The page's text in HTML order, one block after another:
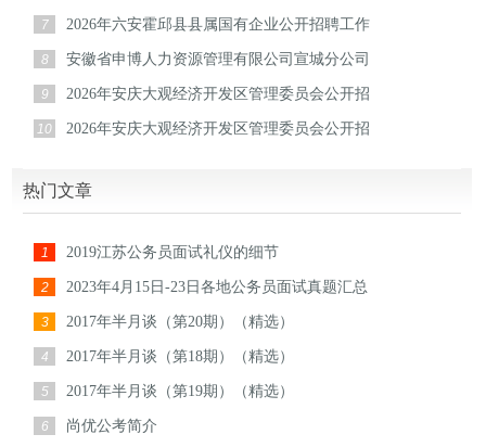
7 2026年六安霍邱县县属国有企业公开招聘工作
8 安徽省申博人力资源管理有限公司宣城分公司
9 2026年安庆大观经济开发区管理委员会公开招
10 2026年安庆大观经济开发区管理委员会公开招
热门文章
1 2019江苏公务员面试礼仪的细节
2 2023年4月15日-23日各地公务员面试真题汇总
3 2017年半月谈（第20期）（精选）
4 2017年半月谈（第18期）（精选）
5 2017年半月谈（第19期）（精选）
6 尚优公考简介